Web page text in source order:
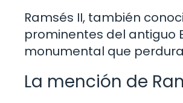
Ramsés II, también
prominentes del antiguo
monumental que
La mención de